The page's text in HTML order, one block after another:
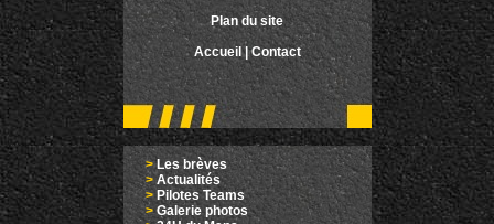
Plan du site
Accueil |Contact
>Les brèves
> Actualités
> Pilotes Teams
>Galerie photos